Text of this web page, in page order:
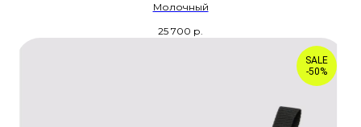
Молочный
25 700 р.
SALE
-50%